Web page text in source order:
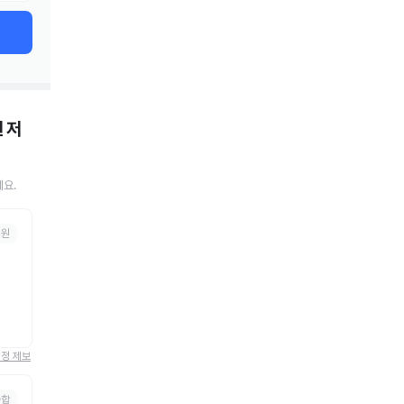
저
요.
제보